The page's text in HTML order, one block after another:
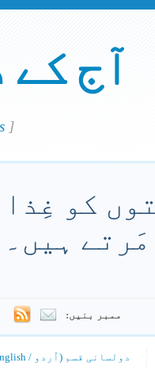
آج کے
]
کو
ہیں۔
ممبر بنیں:
دولسانی قسم (اُردو / English)